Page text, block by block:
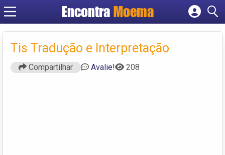
Encontra Moema
Criar conta
Tis Tradução e Interpretação
Compartilhar Avalie! 208